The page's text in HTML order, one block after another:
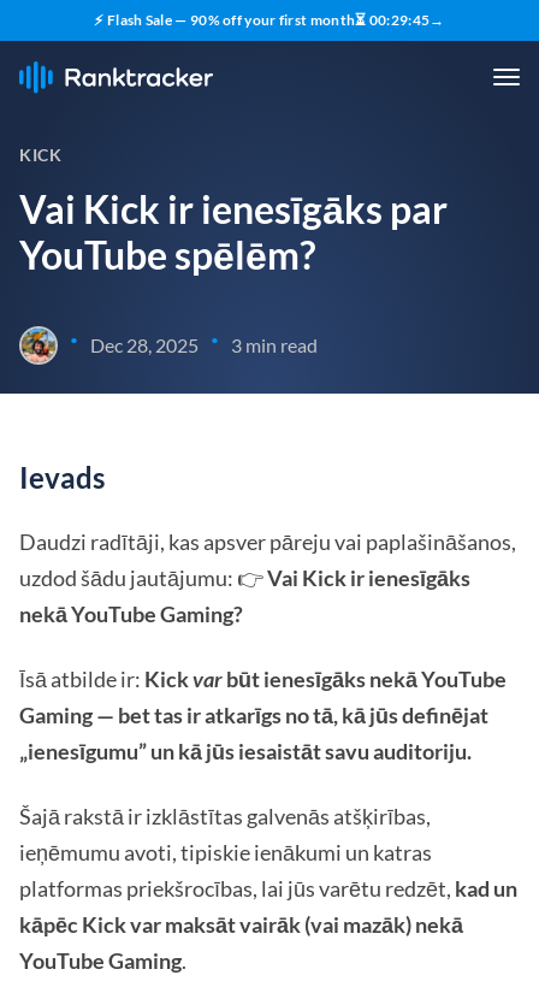
⚡ Flash Sale — 90% off your first month⏳ 00:29:44→
KICK
Vai Kick ir ienesīgāks par
YouTube spēlēm?
• Dec 28, 2025 • 3 min read
Ievads
Daudzi radītāji, kas apsver pāreju vai paplašināšanos,
uzdod šādu jautājumu: 👉Vai Kick ir ienesīgāks
nekā YouTube Gaming?
Īsā atbilde ir: Kickvarbūt ienesīgāks nekā YouTube
Gaming — bet tas ir atkarīgs no tā, kā jūs definējat
„ienesīgumu” un kā jūs iesaistāt savu auditoriju.
Šajā rakstā ir izklāstītas galvenās atšķirības,
ieņēmumu avoti, tipiskie ienākumi un katras
platformas priekšrocības, lai jūs varētu redzēt, kad un
kāpēc Kick var maksāt vairāk (vai mazāk) nekā
YouTube Gaming.